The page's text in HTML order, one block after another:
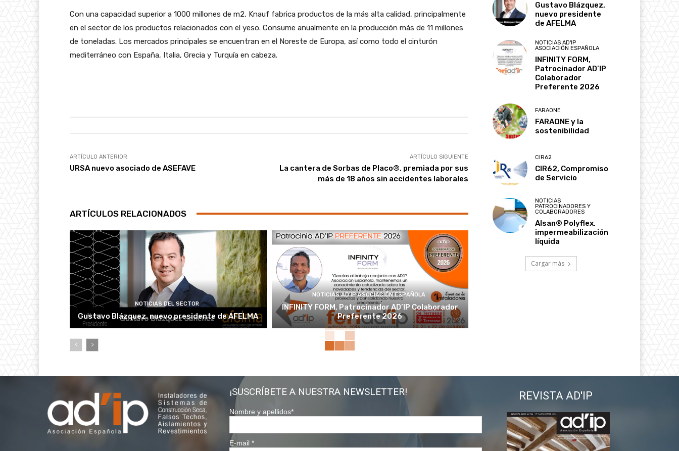
Con una capacidad superior a 1000 millones de m2, Knauf fabrica productos de la más alta calidad, principalmente
en el sector de los productos relacionados con el yeso. Consume anualmente en la producción más de 11 millones
de toneladas. Los mercados principales se encuentran en el Noreste de Europa, así como todo el cinturón
mediterráneo con España, Italia, Grecia y Turquía en cabeza.
ARTÍCULO ANTERIOR
URSA nuevo asociado de ASEFAVE
ARTÍCULO SIGUIENTE
La cantera de Sorbas de Placo®, premiada por sus
más de 18 años sin accidentes laborales
ARTÍCULOS RELACIONADOS
NOTICIAS DEL SECTOR
Gustavo Blázquez, nuevo presidente de AFELMA
NOTICIAS AD'IP ASOCIACIÓN ESPAÑOLA
INFINITY FORM, Patrocinador AD’IP Colaborador
Preferente 2026
Gustavo Blázquez,
nuevo presidente
de AFELMA
NOTICIAS AD'IP
ASOCIACIÓN ESPAÑOLA
INFINITY FORM,
Patrocinador AD’IP
Colaborador
Preferente 2026
FARAONE
FARAONE y la
sostenibilidad
CIR62
CIR62, Compromiso
de Servicio
NOTICIAS
PATROCINADORES Y
COLABORADORES
Alsan® Polyflex,
impermeabilización
líquida
Cargar más
¡SUSCRÍBETE A NUESTRA NEWSLETTER!
Nombre y apellidos*
E-mail*
REVISTA AD'IP